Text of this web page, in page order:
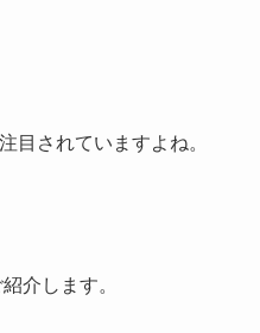
目されていますよね。
介します。